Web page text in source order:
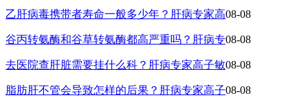
乙肝病毒携带者寿命一般多少年？肝病专家高08-08
谷丙转氨酶和谷草转氨酶都高严重吗？肝病专08-08
去医院查肝脏需要挂什么科？肝病专家高子敏08-08
脂肪肝不管会导致怎样的后果？肝病专家高子08-08